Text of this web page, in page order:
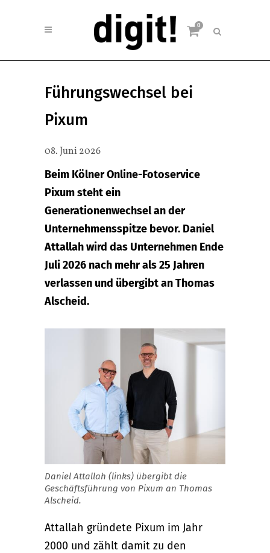
0
Führungswechsel bei
Pixum
08. Juni 2026
Beim Kölner Online-Fotoservice
Pixum steht ein
Generationenwechsel an der
Unternehmensspitze bevor. Daniel
Attallah wird das Unternehmen Ende
Juli 2026 nach mehr als 25 Jahren
verlassen und übergibt an Thomas
Alscheid.
Daniel Attallah (links) übergibt die
Geschäftsführung von Pixum an Thomas
Alscheid.
Attallah gründete Pixum im Jahr
2000 und zählt damit zu den